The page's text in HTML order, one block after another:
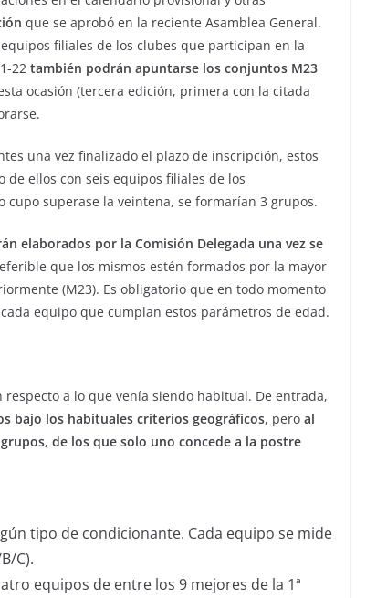
que se aprobó en la reciente Asamblea General.
filiales de los clubes que participan en la
22 también podrán apuntarse los conjuntos M23
ocasión (tercera edición, primera con la citada
una vez finalizado el plazo de inscripción, estos
ellos con seis equipos filiales de los
cupo superase la veintena, se formarían 3 grupos.
elaborados por la Comisión Delegada una vez se
que los mismos estén formados por la mayor
(M23). Es obligatorio que en todo momento
equipo que cumplan estos parámetros de edad.
a lo que venía siendo habitual. De entrada,
bajo los habituales criterios geográficos, pero al
de los que solo uno concede a la postre
tipo de condicionante. Cada equipo se mide
C).
equipos de entre los 9 mejores de la 1ª